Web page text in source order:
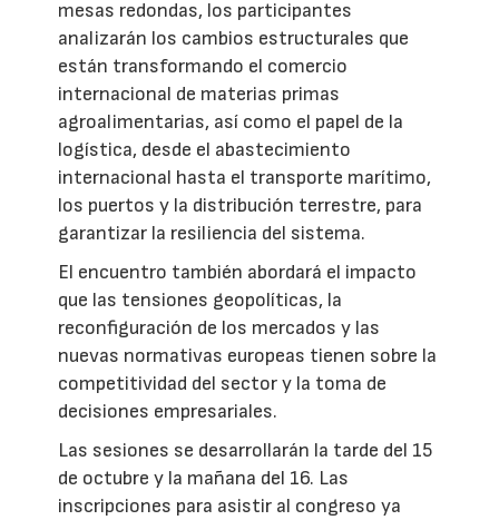
mesas redondas, los participantes
analizarán los cambios estructurales que
están transformando el comercio
internacional de materias primas
agroalimentarias, así como el papel de la
logística, desde el abastecimiento
internacional hasta el transporte marítimo,
los puertos y la distribución terrestre, para
garantizar la resiliencia del sistema.
El encuentro también abordará el impacto
que las tensiones geopolíticas, la
reconfiguración de los mercados y las
nuevas normativas europeas tienen sobre la
competitividad del sector y la toma de
decisiones empresariales.
Las sesiones se desarrollarán la tarde del 15
de octubre y la mañana del 16. Las
inscripciones para asistir al congreso ya